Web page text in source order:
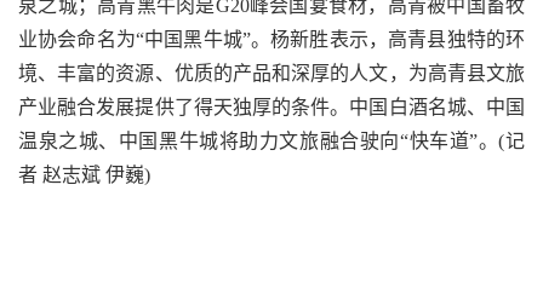
泉之城；高青黑牛肉是G20峰会国宴食材，高青被中国畜牧
业协会命名为“中国黑牛城”。杨新胜表示，高青县独特的环
境、丰富的资源、优质的产品和深厚的人文，为高青县文旅
产业融合发展提供了得天独厚的条件。中国白酒名城、中国
温泉之城、中国黑牛城将助力文旅融合驶向“快车道”。(记
者 赵志斌 伊巍)